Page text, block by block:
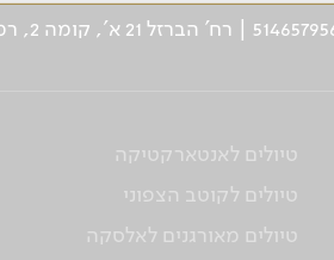
טיולים לאנטארקטיקה
טיולים לקוטב הצפוני
טיולים מאורגנים לאלסקה